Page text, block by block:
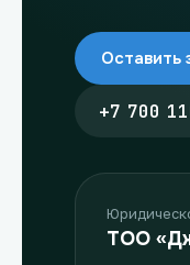
Оставить
+7 700
ТОО